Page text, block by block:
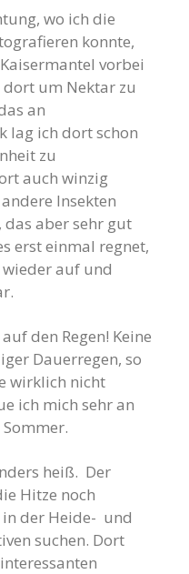
wo ich die
konnte,
vorbei
dort um Nektar zu
an
lag ich dort schon
zu
auch winzig
Insekten
das aber sehr gut
erst einmal regnet,
auf und
den Regen! Keine
Dauerregen, so
wirklich nicht
ich mich sehr an
heiß. Der
Hitze noch
in der Heide- und
suchen. Dort